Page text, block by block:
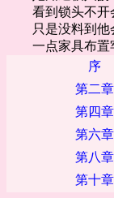
看到锁头不开会
只是没料到他
一点家具布置
序
第二章
第四章
第六章
第八章
第十章